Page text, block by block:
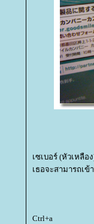
เซเบอร์ (หัวเหลื
เธอจะสามารถเ
Ctrl+a